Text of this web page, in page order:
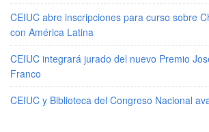
CEIUC abre inscripciones para curso sobre
con América Latina
CEIUC integrará jurado del nuevo Premio
Franco
CEIUC y Biblioteca del Congreso Nacional